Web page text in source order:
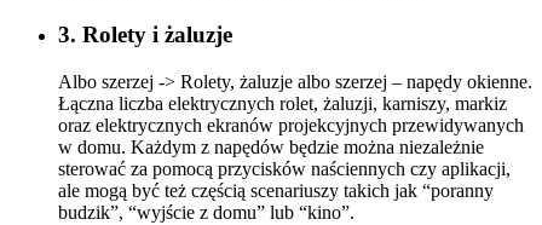
3. Rolety i żaluzje
Albo szerzej -> Rolety, żaluzje albo szerzej – napędy okienne.
Łączna liczba elektrycznych rolet, żaluzji, karniszy, markiz
oraz elektrycznych ekranów projekcyjnych przewidywanych
w domu. Każdym z napędów będzie można niezależnie
sterować za pomocą przycisków naściennych czy aplikacji,
ale mogą być też częścią scenariuszy takich jak “poranny
budzik”, “wyjście z domu” lub “kino”.